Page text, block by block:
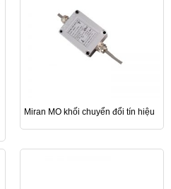
Miran MO khối chuyển đổi tín hiệu